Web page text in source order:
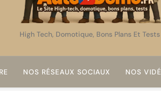
High Tech, Domotique, Bons Plans Et Tests
NOS RÉSEAUX SOCIAUX NOS